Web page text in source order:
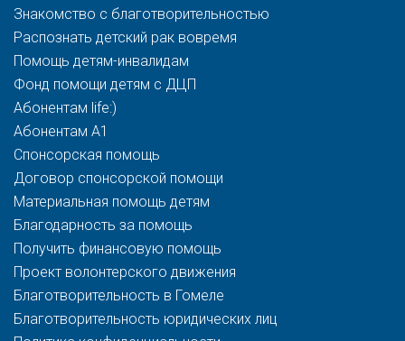
Знакомство с благотворительностью
Распознать детский рак вовремя
Помощь детям-инвалидам
Фонд помощи детям с ДЦП
Абонентам life:)
Абонентам A1
Спонсорская помощь
Договор спонсорской помощи
Материальная помощь детям
Благодарность за помощь
Получить финансовую помощь
Проект волонтерского движения
Благотворительность в Гомеле
Благотворительность юридических лиц